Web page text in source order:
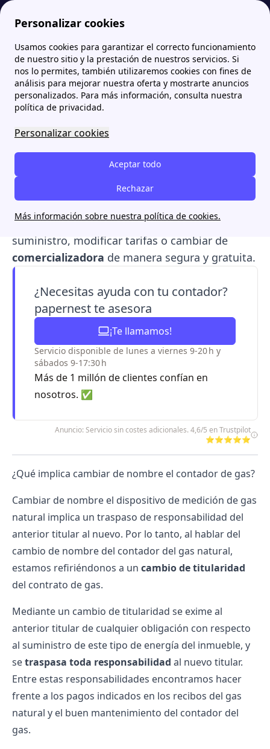
Personalizar cookies
Usamos cookies para garantizar el correcto funcionamiento
de nuestro sitio y la prestación de nuestros servicios. Si
nos lo permites, también utilizaremos cookies con fines de
análisis para mejorar nuestra oferta y mostrarte anuncios
personalizados. Para más información, consulta nuestra
política de privacidad.
Personalizar cookies
Aceptar todo
Rechazar
Más información sobre nuestra política de cookies.
Papernest.es Contador Gas Cambiar el nombre del contador del gas: ventajas, documentos y precios
Cambiar el nombre del
contador del gas: ventajas,
documentos y precios
Cambiar elnombre del contador de gases un
trámite esencial para gestionar correctamente
contrato de gas naturaly evitar
proceso permite alnuevo titularasumir el
suministro, modificar tarifas o cambiar de
comercializadora de manera segura y gratuita.
¿Necesitas ayuda con tu contador?
papernest te asesora
¡Te llamamos!
Servicio disponible de lunes a viernes 9-20 h y
sábados 9-17:30 h
Más de 1 millón de clientes confían en
nosotros. ✅
Anuncio: Servicio sin costes adicionales. 4,6/5 en Trustpilot
⭐⭐⭐⭐⭐
¿Qué implica cambiar de nombre el contador de gas?
Cambiar de nombre el dispositivo de medición de gas
natural implica un traspaso de responsabilidad del
anterior titular al nuevo. Por lo tanto, al hablar del
cambio de nombre del contador del gas natural,
estamos refiriéndonos a un cambio de titularidad
del contrato de gas.
Mediante un cambio de titularidad se exime al
anterior titular de cualquier obligación con respecto
al suministro de este tipo de energía del inmueble, y
setraspasa toda responsabilidad al nuevo titular.
Entre estas responsabilidades encontramos hacer
frente a los pagos indicados en los recibos del gas
natural y el buen mantenimiento del contador del
gas.